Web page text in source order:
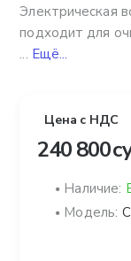
Электрическая
подходит для
... Ещё...
Цена с НДС
240 800
Наличие:
Модель: